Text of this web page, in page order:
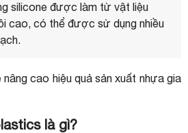
silicone được làm từ vật liệu
cao, có thể được sử dụng nhiều
nâng cao hiệu quả sản xuất nhựa gia
là gì?